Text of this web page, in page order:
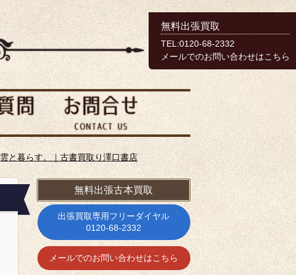
雲と暮らす。｜古書買取り澤口書店
無料出張古本買取
出張買取専用フリーダイヤル
0120-68-2332
メールでのお問い合わせはこちら
無料出張買取
TEL:0120-68-2332
メールでのお問い合わせはこちら